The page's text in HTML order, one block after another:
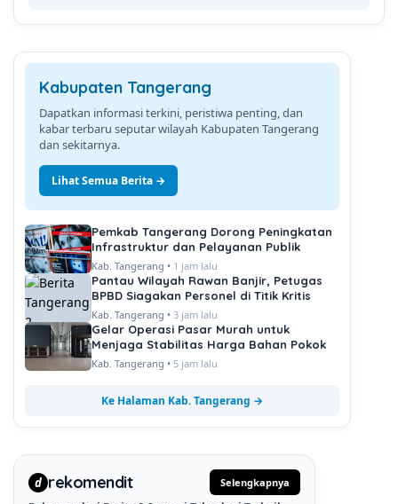
Kabupaten Tangerang
Dapatkan informasi terkini, peristiwa penting, dan
kabar terbaru seputar wilayah Kabupaten Tangerang
dan sekitarnya.
Lihat Semua Berita →
Pemkab Tangerang Dorong Peningkatan
Infrastruktur dan Pelayanan Publik
Kab. Tangerang • 1 jam lalu
Pantau Wilayah Rawan Banjir, Petugas
BPBD Siagakan Personel di Titik Kritis
Kab. Tangerang • 3 jam lalu
Gelar Operasi Pasar Murah untuk
Menjaga Stabilitas Harga Bahan Pokok
Kab. Tangerang • 5 jam lalu
Ke Halaman Kab. Tangerang →
d rekomendit Selengkapnya